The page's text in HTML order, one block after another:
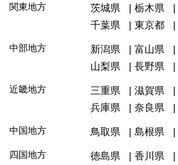
関東地方 茨城県 栃木県
千葉県
東京都
中部地方 新潟県 富山県
山梨県
長野県
近畿地方 三重県 滋賀県
兵庫県
奈良県
中国地方 鳥取県 島根県
四国地方 徳島県 香川県